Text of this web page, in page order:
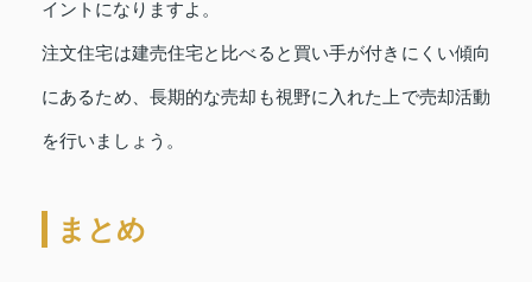
イントになりますよ。
注文住宅は建売住宅と比べると買い手が付きにくい傾向
にあるため、長期的な売却も視野に入れた上で売却活動
を行いましょう。
まとめ